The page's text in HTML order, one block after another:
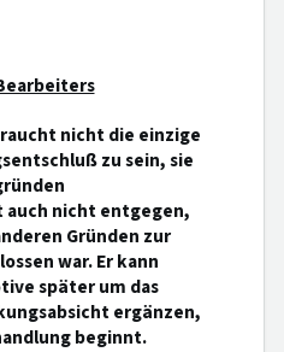
nicht die einzige
zu sein, sie
auch nicht entgegen,
Gründen zur
war. Er kann
später um das
ergänzen,
beginnt.